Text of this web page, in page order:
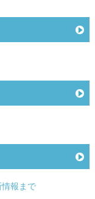
報まで